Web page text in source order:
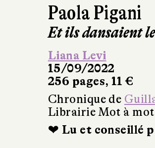
Paola Pigani
Et ils dansaient
Liana Levi
15/09/2022
256 pages, 11 €
Chronique de
Librairie Mot à
❤ Lu et conseillé